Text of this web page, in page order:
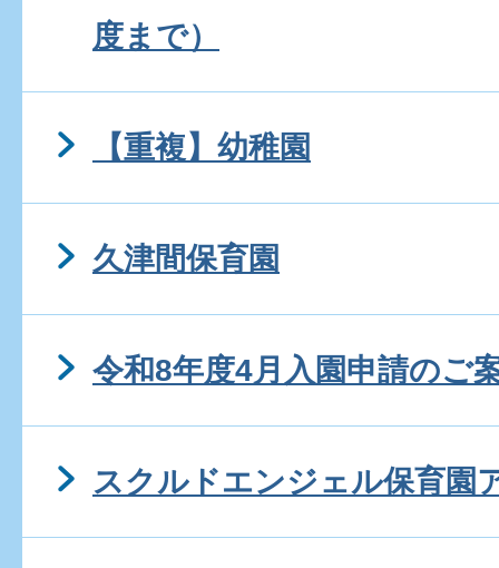
度まで）
【重複】幼稚園
久津間保育園
令和8年度4月入園申請のご
スクルドエンジェル保育園